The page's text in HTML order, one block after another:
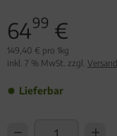
6499 €
149,40 € pro 1kg
inkl. 7 % MwSt. zzgl. Versand
Lieferbar